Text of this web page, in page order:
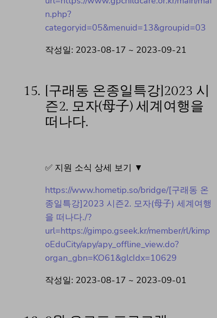
n.php?
categoryid=05&menuid=13&groupid=03
작성일: 2023-08-17 ~ 2023-09-21
15.
[구래동 온종일특강]2023 시
즌2. 모자(母子) 세계여행을
떠나다.
✅ 지원 소식 상세 보기 ▼
https://www.hometip.so/bridge/[구래동 온
종일특강]2023 시즌2. 모자(母子) 세계여행
을 떠나다./?
url=https://gimpo.gseek.kr/member/rl/kimp
oEduCity/apy/apy_offline_view.do?
organ_gbn=KO61&glcIdx=10629
작성일: 2023-08-17 ~ 2023-09-01